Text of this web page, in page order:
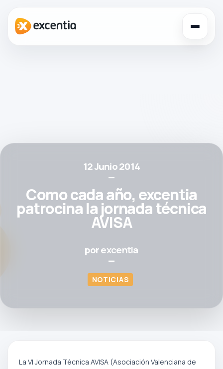
12 Junio 2014
—
Como cada año, excentia
patrocina la jornada técnica
AVISA
porexcentia
—
NOTICIAS
La VI Jornada Técnica AVISA (Asociación Valenciana de